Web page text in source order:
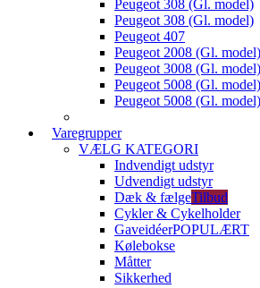
Peugeot 308 (Gl. model)
Peugeot 308 (Gl. model)
Peugeot 407
Peugeot 2008 (Gl. model)
Peugeot 3008 (Gl. model)
Peugeot 5008 (Gl. model)
Peugeot 5008 (Gl. model)
Varegrupper
VÆLG KATEGORI
Indvendigt udstyr
Udvendigt udstyr
Dæk & fælgeTilbud
Cykler & Cykelholder
GaveidéerPOPULÆRT
Kølebokse
Måtter
Sikkerhed